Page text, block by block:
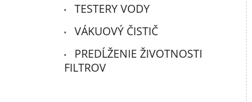
TESTERY VODY
VÁKUOVÝ ČISTIČ
PREDĹŽENIE ŽIVOTNOSTI
FILTROV